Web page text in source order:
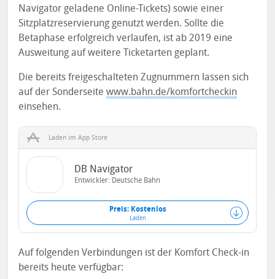
Navigator geladene Online-Tickets) sowie einer
Sitzplatzreservierung genutzt werden. Sollte die
Betaphase erfolgreich verlaufen, ist ab 2019 eine
Ausweitung auf weitere Ticketarten geplant.
Die bereits freigeschalteten Zugnummern lassen sich
auf der Sonderseitewww.bahn.de/komfortcheckin
einsehen.
Laden im App Store
DB Navigator
Entwickler: Deutsche Bahn
Preis: Kostenlos
Laden
Auf folgenden Verbindungen ist der Komfort Check-in
bereits heute verfügbar: